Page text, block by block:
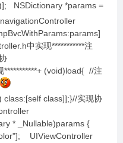
NSDictionary *params =
中实现***********注
***********+ (void)load{ //注
class:[self class]];}//实现协
* _Nullable)params {
UIViewController